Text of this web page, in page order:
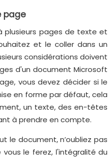
page
plusieurs pages de texte et
et le coller dans un
considérations doivent
d'un document Microsoft
vous devez décider si le
en forme par défaut, cela
un texte, des en-têtes
à prendre en compte.
le document, n’oubliez pas
vous le ferez, l'intégralité du